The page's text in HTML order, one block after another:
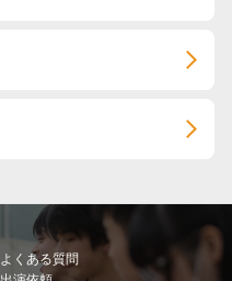
よくある質問